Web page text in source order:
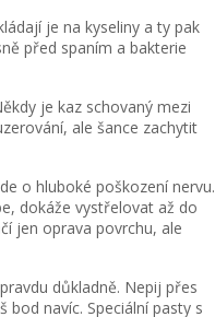
je na kyseliny a ty pak
před spaním a bakterie
je kaz schovaný mezi
ale šance zachytit
o hluboké poškození nervu.
dokáže vystřelovat až do
jen oprava povrchu, ale
důkladně. Nepij přes
navíc. Speciální pasty s